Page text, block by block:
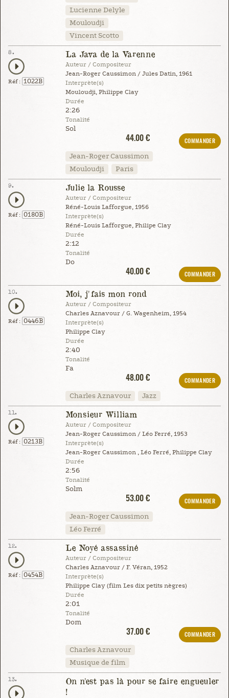
Lucienne Delyle
Mouloudji
Vincent Scotto
8.
Réf : 1022B
La Java de la Varenne
Auteur / Compositeur
Jean-Roger Caussimon / Jules Datin, 1961
Interprète(s)
Mouloudji, Philippe Clay
Durée
2:26
Tonalité
Sol
44.00 €
COMMANDER
Jean-Roger Caussimon
Mouloudji
Paris
9.
Réf : 0180B
Julie la Rousse
Auteur / Compositeur
Réné-Louis Lafforgue, 1956
Interprète(s)
Réné-Louis Lafforgue, Philipe Clay
Durée
2:12
Tonalité
Do
40.00 €
COMMANDER
10.
Réf : 0446B
Moi, j'fais mon rond
Auteur / Compositeur
Charles Aznavour / G. Wagenheim, 1954
Interprète(s)
Philippe Clay
Durée
2:40
Tonalité
Fa
48.00 €
COMMANDER
Charles Aznavour Jazz
11.
Réf : 0213B
Monsieur William
Auteur / Compositeur
Jean-Roger Caussimon / Léo Ferré, 1953
Interprète(s)
Jean-Roger Caussimon , Léo Ferré, Philippe Clay
Durée
2:56
Tonalité
Solm
53.00 €
COMMANDER
Jean-Roger Caussimon
Léo Ferré
12.
Réf : 0454B
Le Noyé assassiné
Auteur / Compositeur
Charles Aznavour / F. Véran, 1952
Interprète(s)
Philippe Clay (film Les dix petits nègres)
Durée
2:01
Tonalité
Dom
37.00 €
COMMANDER
Charles Aznavour
Musique de film
13.
On n'est pas là pour se faire engueuler
!